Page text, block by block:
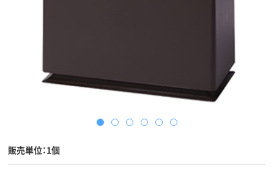
販売単位：1個